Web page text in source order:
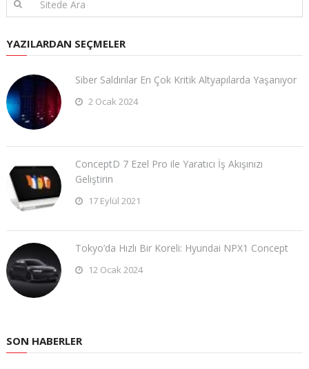
YAZILARDAN SEÇMELER
Siber Saldırılar En Çok Kritik Altyapılarda Yaşanıyor
2 Ocak 2024
ConceptD 7 Ezel Pro ile Yaratıcı İş Akışınızı
Geliştirin
17 Eylül 2021
Tokyo’da Hızlı Bir Koreli: Hyundai NPX1 Concept
12 Ocak 2024
SON HABERLER